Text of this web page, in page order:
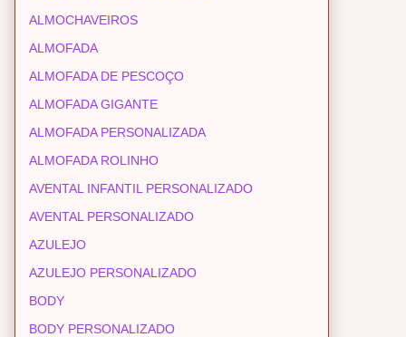
ALMOCHAVEIROS
ALMOFADA
ALMOFADA DE PESCOÇO
ALMOFADA GIGANTE
ALMOFADA PERSONALIZADA
ALMOFADA ROLINHO
AVENTAL INFANTIL PERSONALIZADO
AVENTAL PERSONALIZADO
AZULEJO
AZULEJO PERSONALIZADO
BODY
BODY PERSONALIZADO